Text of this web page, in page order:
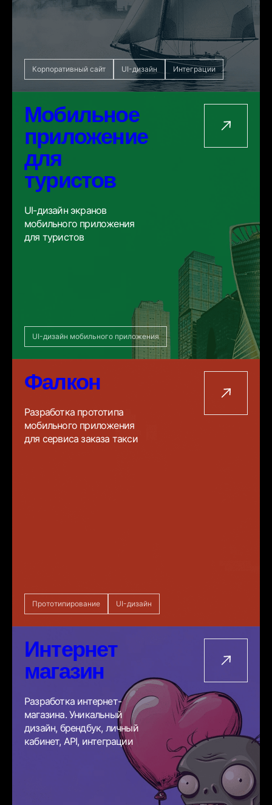
Корпоративный сайт UI-дизайн Интеграции
Мобильное
приложение
для
туристов
UI-дизайн экранов
мобильного приложения
для туристов
UI-дизайн мобильного приложения
Фалкон
Разработка прототипа
мобильного приложения
для сервиса заказа такси
Прототипирование UI-дизайн
Интернет
магазин
Разработка интернет-
магазина. Уникальный
дизайн, брендбук, личный
кабинет, API, интеграции